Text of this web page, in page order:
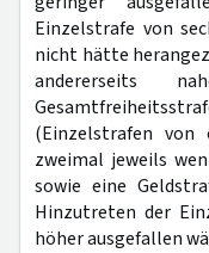
Einzelstrafe von
nicht hätte
andererseits
(Einzelstrafen von
zweimal jeweils
sowie eine
Hinzutreten der
höher ausgefallen